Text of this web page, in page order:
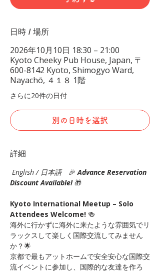
日時 / 場所
2026年10月10日 18:30 – 21:00
Kyoto Cheeky Pub House, Japan, 〒
600-8142 Kyoto, Shimogyo Ward,
Nayachō, ４１８ 1階
さらに20件の日付
別の日時を選択
詳細
English / 日本語 🎉 Advance Reservation
Discount Available! 🎁
Kyoto International Meetup – Solo
Attendees Welcome! 🍻
海外に行かずに海外に来たような雰囲気でリ
ラックスして楽しく国際交流してみません
か？🌟
京都で最もアットホームで安全安心な国際交
流イベントに参加し、国際的な友達を作ろ